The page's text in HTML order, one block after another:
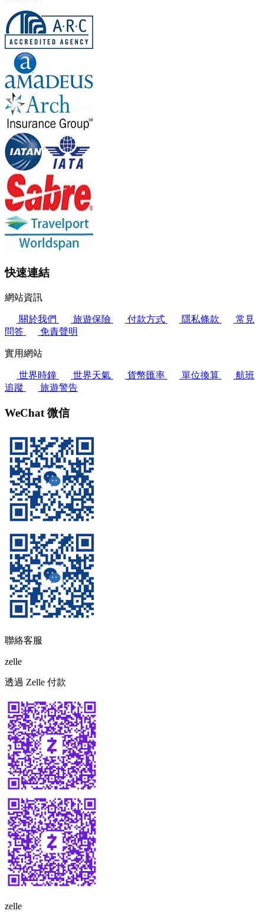
快速連結
網站資訊
關於我們 旅遊保險 付款方式 隱私條款
常見
問答
免責聲明
實用網站
世界時鐘 世界天氣 貨幣匯率 單位換算
航班
追蹤
旅遊警告
WeChat 微信
聯絡客服
zelle
透過 Zelle 付款
zelle